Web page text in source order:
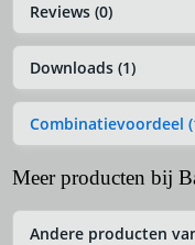
Reviews (0)
Downloads (1)
Combinatievoordeel
Meer producten bij
Andere producten